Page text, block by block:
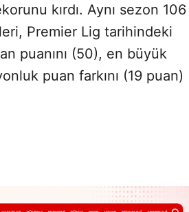
kırdı. Aynı sezon 106
Premier Lig tarihindeki
puanını (50), en büyük
puan farkını (19 puan)